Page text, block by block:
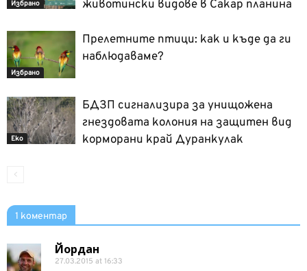
Избрано животински видове в Сакар планина
Избрано
Прелетните птици: как и къде да ги
наблюдаваме?
Еко
БДЗП сигнализира за унищожена
гнездовата колония на защитен вид
корморани край Дуранкулак
1 коментар
Йордан
27.03.2015 at 16:33